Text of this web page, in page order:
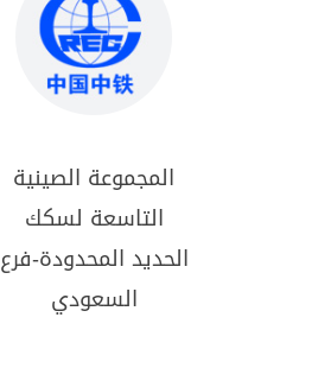
المجموعة الصينية
التاسعة لسكك
الحديد المحدودة-فرع
السعودي